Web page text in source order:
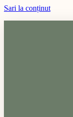
Sari la conținut